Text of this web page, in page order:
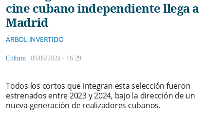
cine cubano independiente llega a
Madrid
ÁRBOL INVERTIDO
Cultura | 03/09/2024 - 16:29
Todos los cortos que integran esta selección fueron
estrenados entre 2023 y 2024, bajo la dirección de un
nueva generación de realizadores cubanos.